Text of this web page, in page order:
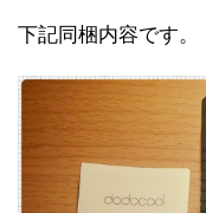
下記同梱内容です。